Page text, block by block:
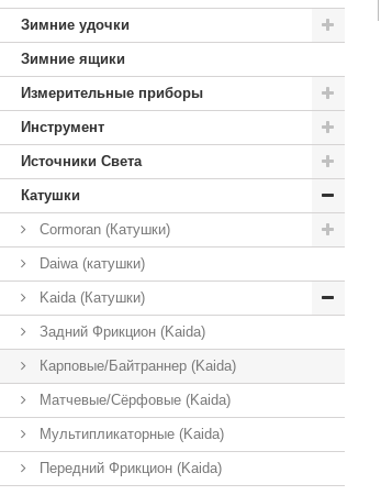
Зимние удочки
Зимние ящики
Измерительные приборы
Инструмент
Источники Света
Катушки
Cormoran (Катушки)
Daiwa (катушки)
Kaida (Катушки)
Задний Фрикцион (Kaida)
Карповые/Байтраннер (Kaida)
Матчевые/Сёрфовые (Kaida)
Мультипликаторные (Kaida)
Передний Фрикцион (Kaida)